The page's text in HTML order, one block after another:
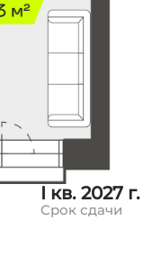
I кв. 2027 г.
Срок сдачи